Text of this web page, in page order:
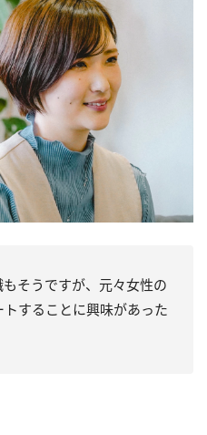
そうですが、元々女性の
することに興味があった